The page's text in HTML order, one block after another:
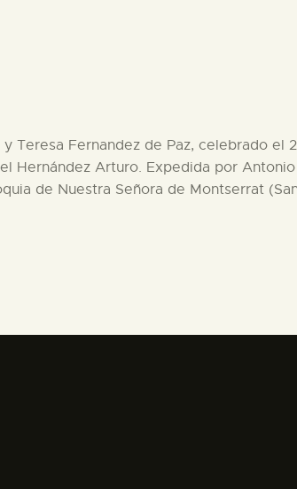
Teresa Fernandez de Paz, celebrado el
Hernández Arturo. Expedida por Antonio
de Nuestra Señora de Montserrat